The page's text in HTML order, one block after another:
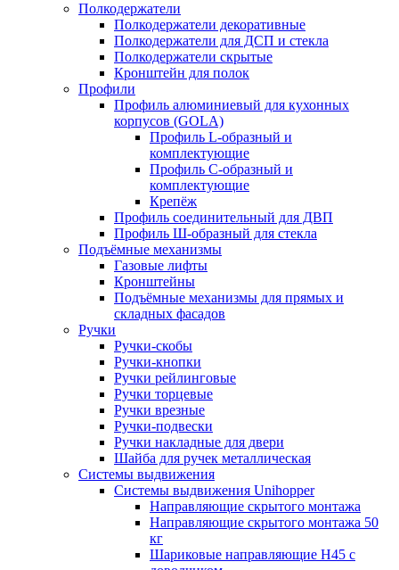
Полкодержатели
Полкодержатели декоративные
Полкодержатели для ДСП и стекла
Полкодержатели скрытые
Кронштейн для полок
Профили
Профиль алюминиевый для кухонных
корпусов (GOLA)
Профиль L-образный и
комплектующие
Профиль C-образный и
комплектующие
Крепёж
Профиль соединительный для ДВП
Профиль Ш-образный для стекла
Подъёмные механизмы
Газовые лифты
Кронштейны
Подъёмные механизмы для прямых и
складных фасадов
Ручки
Ручки-скобы
Ручки-кнопки
Ручки рейлинговые
Ручки торцевые
Ручки врезные
Ручки-подвески
Ручки накладные для двери
Шайба для ручек металлическая
Системы выдвижения
Системы выдвижения Unihopper
Направляющие скрытого монтажа
Направляющие скрытого монтажа 50
кг
Шариковые направляющие H45 с